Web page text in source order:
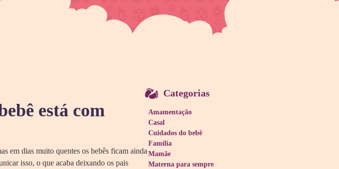
Categorias
Amamentação
Casal
Cuidados do bebê
Família
Mamãe
Materna para sempre
está com
em dias muito quentes os bebês ficam ainda
isso, o que acaba deixando os pais